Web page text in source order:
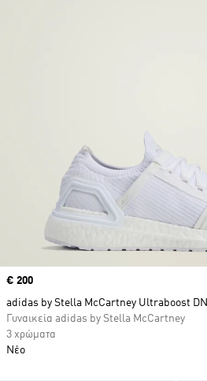
Price
€ 200
adidas by Stella McCartney Ultraboost
Γυναικεία adidas by Stella McCartney
3 χρώματα
Νέο